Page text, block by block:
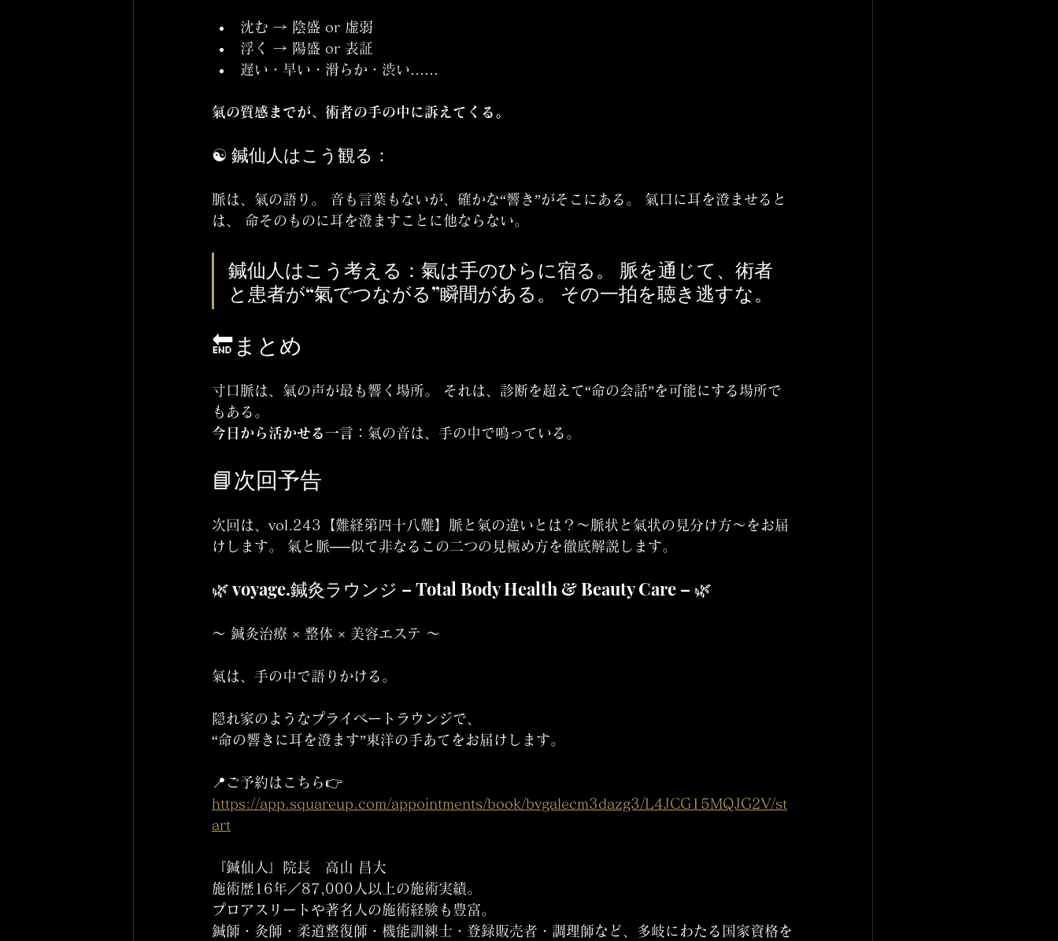
沈む → 陰盛 or 虚弱
浮く → 陽盛 or 表証
遅い・早い・滑らか・渋い……
氣の質感までが、術者の手の中に訴えてくる。
☯️ 鍼仙人はこう観る：
脈は、氣の語り。 音も言葉もないが、確かな“響き”がそこにある。 氣口に耳を澄ませると
は、 命そのものに耳を澄ますことに他ならない。
鍼仙人はこう考える：氣は手のひらに宿る。 脈を通じて、術者
と患者が“氣でつながる”瞬間がある。 その一拍を聴き逃すな。
🔚まとめ
寸口脈は、氣の声が最も響く場所。 それは、診断を超えて“命の会話”を可能にする場所で
もある。
今日から活かせる一言： 氣の音は、手の中で鳴っている。
📘次回予告
次回は、vol.243【難経第四十八難】脈と氣の違いとは？〜脈状と氣状の見分け方〜をお届
けします。 氣と脈──似て非なるこの二つの見極め方を徹底解説します。
🌿 voyage.鍼灸ラウンジ – Total Body Health & Beauty Care – 🌿
〜 鍼灸治療 × 整体 × 美容エステ 〜
氣は、手の中で語りかける。
隠れ家のようなプライベートラウンジで、
“命の響きに耳を澄ます”東洋の手あてをお届けします。
📍ご予約はこちら👉
https://app.squareup.com/appointments/book/bvgalecm3dazg3/L4JCG15MQJG2V/st
art
『鍼仙人』院長　高山 昌大
施術歴16年／87,000人以上の施術実績。
プロアスリートや著名人の施術経験も豊富。
鍼師・灸師・柔道整復師・機能訓練士・登録販売者・調理師など、多岐にわたる国家資格を